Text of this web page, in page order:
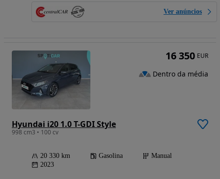
Ver anúncios
Hyundai i20 1.0 T-GDI Style
998 cm3 • 100 cv
20 330 km Gasolina
Manual
2023
16 350 EUR
Dentro da média